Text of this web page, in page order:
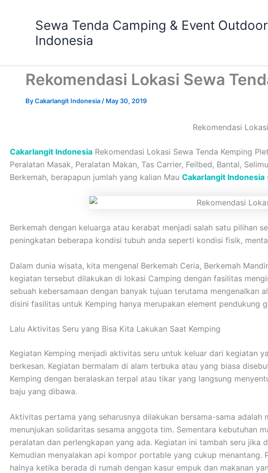
Sewa Tenda Camping & Event
Indonesia
Rekomendasi Lokasi Sewa
ByCakarlangit Indonesia / May 30, 2019
Rekomendasi
Cakarlangit Indonesia Rekomendasi Lokasi Sewa Tenda Kemping
Peralatan Masak, Peralatan Makan, Tas Carrier, Feilbed, Bantal,
Berkemah, berapapun jumlah yang kalian Mau Cakarlangit Indonesia
Berkemah dengan keluarga atau kerabat menjadi salah satu pilihan
peningkatan beberapa kondisi tubuh anda seperti kondisi fisik,
Dalam dunia wisata, kita mengenal Berkemah Ceria, Berkemah
kegiatan tersebut dilakukan di lokasi Camping dengan fasilitas
sebuah kebersamaan dengan banyak tujuan terutama
disini fasilitas untuk Kemping hanya merupakan element pendukung
Lalu Aktivitas Seru yang Bisa Kita Lakukan Saat Kemping
Kegiatan Kemping menjadi aktivitas seru untuk keluar dari kegiatan
berkesan. Kegiatan bermalam di alam terbuka atau yang biasa
Kemping dengan beralaskan terpal atau tikar yang langsung
baju yang dibawa.
Aktivitas pertama yang seharusnya dilakukan bersama-sama
menunjukan solidaritas sesama anggota tim. Sementara kebutuhan
peralatan dan perlengkapan yang ada. Kegiatan ini tambah seru
Kemudian menyalakan api kompor portable yang cukup
halnya ketika berada di rumah dengan kasur empuk dan makanan